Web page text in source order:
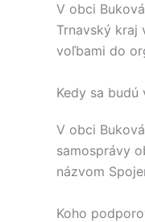
V obci Buková
Trnavský kraj
voľbami do
Kedy sa
V obci Buková
samosprávy
názvom
Koho